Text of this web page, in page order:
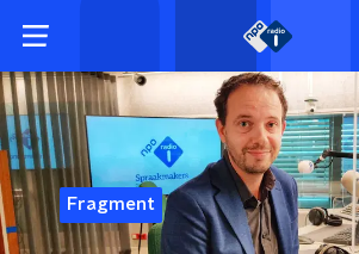
Fragment